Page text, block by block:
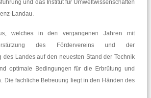
und das Institut für Umweltwissenschaften
Landau.
welches in den vergangenen Jahren mit
des Fördervereins und der
des Landes auf den neuesten Stand der Technik
optimale Bedingungen für die Erbrütung und
Die fachliche Betreuung liegt in den Händen des